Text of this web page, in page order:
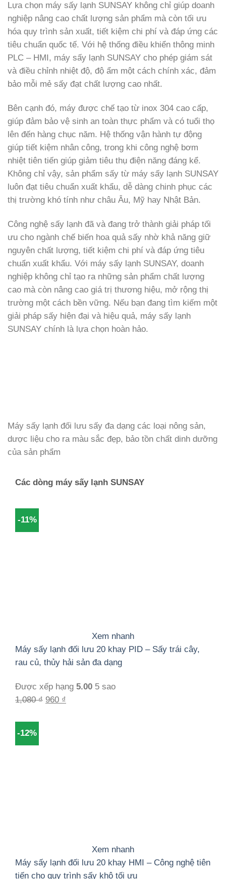
Lựa chọn máy sấy lạnh SUNSAY không chỉ giúp doanh
nghiệp nâng cao chất lượng sản phẩm mà còn tối ưu
hóa quy trình sản xuất, tiết kiệm chi phí và đáp ứng các
tiêu chuẩn quốc tế. Với hệ thống điều khiển thông minh
PLC – HMI, máy sấy lạnh SUNSAY cho phép giám sát
và điều chỉnh nhiệt độ, độ ẩm một cách chính xác, đảm
bảo mỗi mẻ sấy đạt chất lượng cao nhất.
Bên cạnh đó, máy được chế tạo từ inox 304 cao cấp,
giúp đảm bảo vệ sinh an toàn thực phẩm và có tuổi thọ
lên đến hàng chục năm. Hệ thống vận hành tự động
giúp tiết kiệm nhân công, trong khi công nghệ bơm
nhiệt tiên tiến giúp giảm tiêu thụ điện năng đáng kể.
Không chỉ vậy, sản phẩm sấy từ máy sấy lạnh SUNSAY
luôn đạt tiêu chuẩn xuất khẩu, dễ dàng chinh phục các
thị trường khó tính như châu Âu, Mỹ hay Nhật Bản.
Công nghệ sấy lạnh đã và đang trở thành giải pháp tối
ưu cho ngành chế biến hoa quả sấy nhờ khả năng giữ
nguyên chất lượng, tiết kiệm chi phí và đáp ứng tiêu
chuẩn xuất khẩu. Với máy sấy lạnh SUNSAY, doanh
nghiệp không chỉ tạo ra những sản phẩm chất lượng
cao mà còn nâng cao giá trị thương hiệu, mở rộng thị
trường một cách bền vững. Nếu bạn đang tìm kiếm một
giải pháp sấy hiện đại và hiệu quả, máy sấy lạnh
SUNSAY chính là lựa chọn hoàn hảo.
Máy sấy lạnh đối lưu sấy đa dạng các loại nông sản,
dược liệu cho ra màu sắc đẹp, bảo tồn chất dinh dưỡng
của sản phẩm
Các dòng máy sấy lạnh SUNSAY
-11%
Xem nhanh
Máy sấy lạnh đối lưu 20 khay PID – Sấy trái cây,
rau củ, thủy hải sản đa dạng
Được xếp hạng 5.00 5 sao
1,080₫ Giá
960 ₫
-12%
Xem nhanh
Máy sấy lạnh đối lưu 20 khay HMI – Công nghệ tiên
tiến cho quy trình sấy khô tối ưu